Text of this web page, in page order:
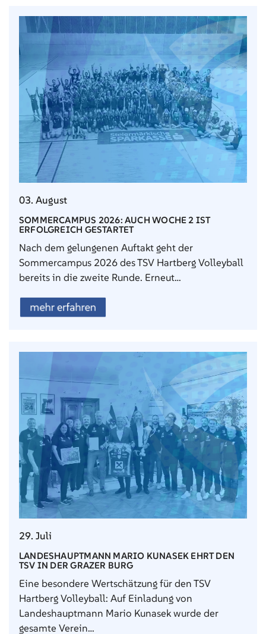
03. August
SOMMERCAMPUS 2026: AUCH WOCHE 2 IST
ERFOLGREICH GESTARTET
Nach dem gelungenen Auftakt geht der
Sommercampus 2026 des TSV Hartberg Volleyball
bereits in die zweite Runde. Erneut…
mehr erfahren
29. Juli
LANDESHAUPTMANN MARIO KUNASEK EHRT DEN
TSV IN DER GRAZER BURG
Eine besondere Wertschätzung für den TSV
Hartberg Volleyball: Auf Einladung von
Landeshauptmann Mario Kunasek wurde der
gesamte Verein…